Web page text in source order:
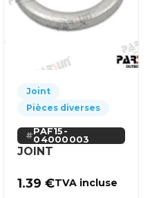
Joint
Pièces diverses
PAF15-
04000003
JOINT
1.39€TVA incluse